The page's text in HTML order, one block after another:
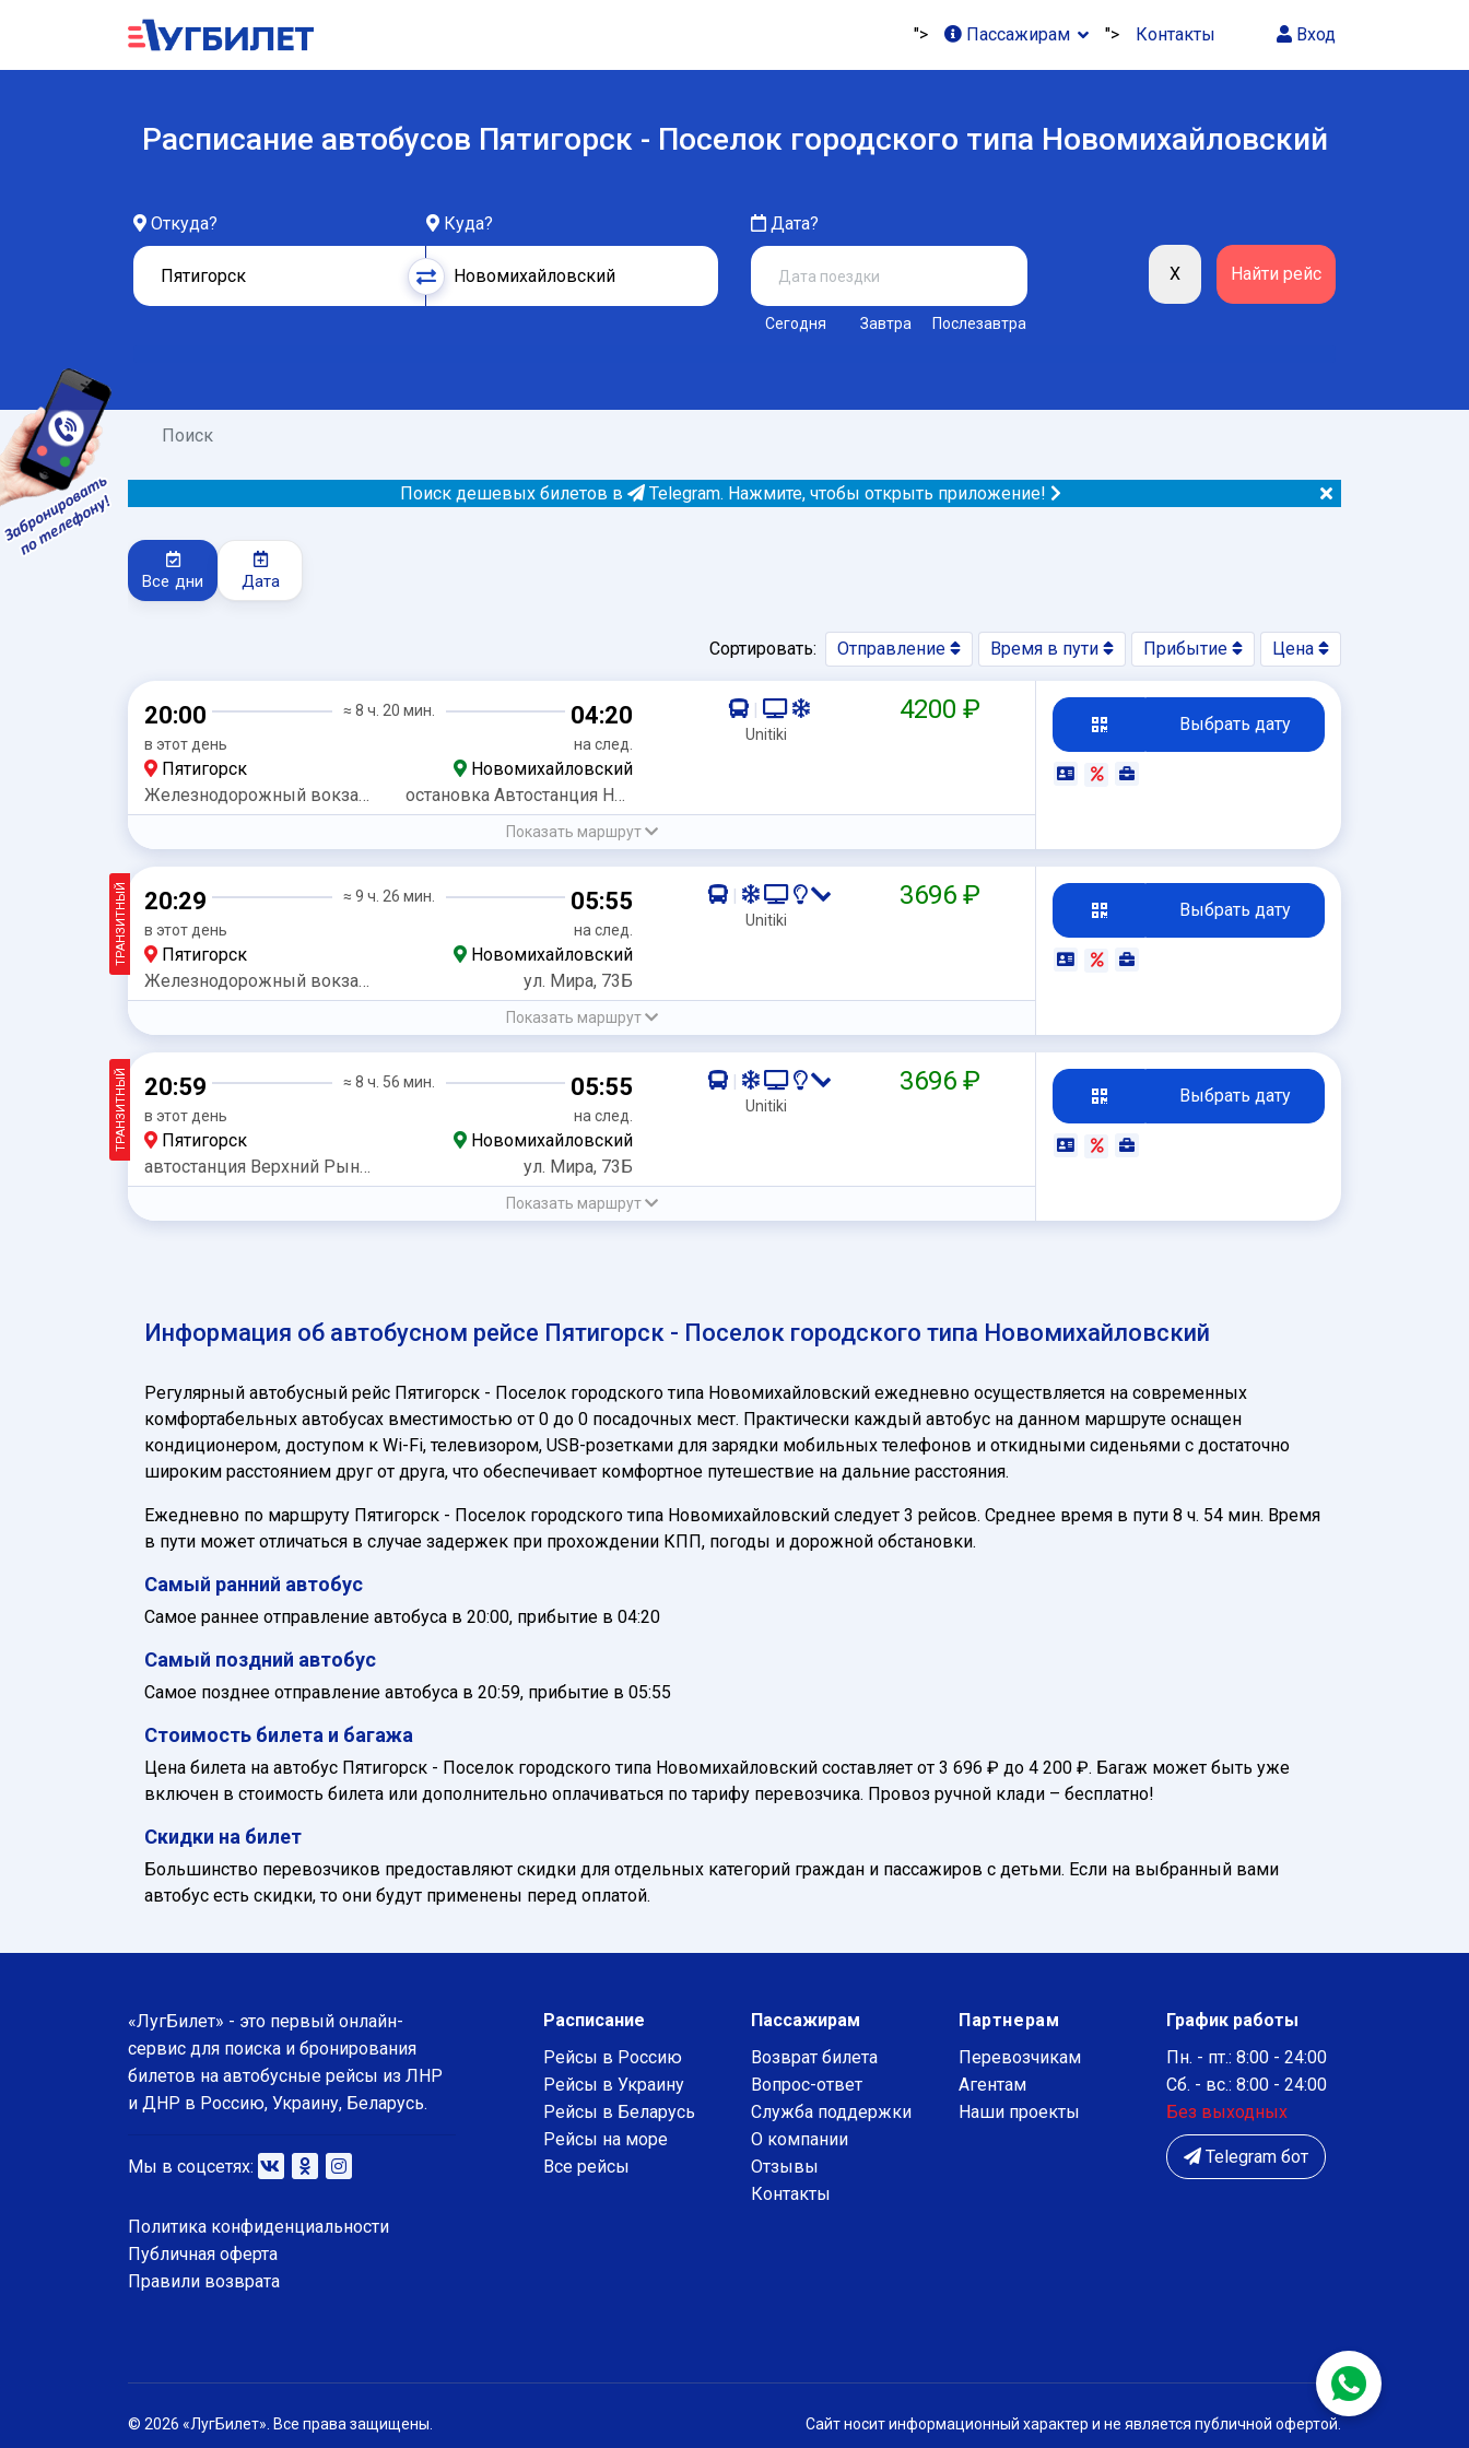
Вход
"> Пассажирам "> Контакты
Расписание автобусов Пятигорск - Поселок городского типа Новомихайловский
Откуда? Куда? Дата?
Сегодня Завтра Послезавтра
Поиск
Поиск дешевых билетов в Telegram. Нажмите, чтобы открыть приложение!
Все дни Дата
Сортировать: Отправление Время в пути Прибытие Цена
20:00
в этот день
≈ 8 ч. 20 мин. 04:20
на след.
Пятигорск
Новомихайловский
Железнодорожный вокзал Пятигорск
остановка Автостанция Новомихайловский
|
Unitiki
4200 ₽
Показать маршрут
Выбрать дату
ТРАНЗИТНЫЙ 20:29
в этот день
≈ 9 ч. 26 мин. 05:55
на след.
Пятигорск
Новомихайловский
Железнодорожный вокзал Пятигорск
ул. Мира, 73Б
|
Unitiki
3696 ₽
Показать маршрут
Выбрать дату
ТРАНЗИТНЫЙ 20:59
в этот день
≈ 8 ч. 56 мин. 05:55
на след.
Пятигорск
Новомихайловский
автостанция Верхний Рынок
ул. Мира, 73Б
|
Unitiki
3696 ₽
Показать маршрут
Выбрать дату
Информация об автобусном рейсе Пятигорск - Поселок городского типа Новомихайловский
Регулярный автобусный рейс Пятигорск - Поселок городского типа Новомихайловский ежедневно осуществляется на современных
комфортабельных автобусах вместимостью от 0 до 0 посадочных мест. Практически каждый автобус на данном маршруте оснащен
кондиционером, доступом к Wi-Fi, телевизором, USB-розетками для зарядки мобильных телефонов и откидными сиденьями с достаточно
широким расстоянием друг от друга, что обеспечивает комфортное путешествие на дальние расстояния.
Ежедневно по маршруту Пятигорск - Поселок городского типа Новомихайловский следует 3 рейсов. Среднее время в пути 8 ч. 54 мин. Время
в пути может отличаться в случае задержек при прохождении КПП, погоды и дорожной обстановки.
Самый ранний автобус
Самое раннее отправление автобуса в 20:00, прибытие в 04:20
Самый поздний автобус
Самое позднее отправление автобуса в 20:59, прибытие в 05:55
Стоимость билета и багажа
Цена билета на автобус Пятигорск - Поселок городского типа Новомихайловский составляет от 3 696 ₽ до 4 200 ₽. Багаж может быть уже
включен в стоимость билета или дополнительно оплачиваться по тарифу перевозчика. Провоз ручной клади – бесплатно!
Скидки на билет
Большинство перевозчиков предоставляют скидки для отдельных категорий граждан и пассажиров с детьми. Если на выбранный вами
автобус есть скидки, то они будут применены перед оплатой.
«ЛугБилет» - это первый онлайн-
сервис для поиска и бронирования
билетов на автобусные рейсы из ЛНР
и ДНР в Россию, Украину, Беларусь.
Мы в соцсетях:
Политика конфиденциальности
Публичная оферта
Правили возврата
Расписание
Рейсы в Россию
Рейсы в Украину
Рейсы в Беларусь
Рейсы на море
Все рейсы
Пассажирам
Возврат билета
Вопрос-ответ
Служба поддержки
О компании
Отзывы
Контакты
Партнерам
Перевозчикам
Агентам
Наши проекты
График работы
Пн. - пт.: 8:00 - 24:00
Сб. - вс.: 8:00 - 24:00
Без выходных
Telegram бот
© 2026 «ЛугБилет». Все права защищены. Сайт носит информационный характер и не является публичной офертой.